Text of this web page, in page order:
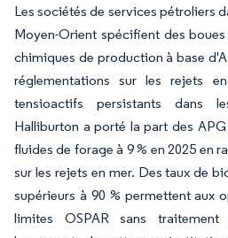
Les sociétés de services pétroliers
Moyen-Orient spécifient des
chimiques de production à base
réglementations sur les rejets
tensioactifs persistants dans
Halliburton a porté la part des
fluides de forage à 9 % en 2025 en
sur les rejets en mer. Des taux de
supérieurs à 90 % permettent aux
limites OSPAR sans